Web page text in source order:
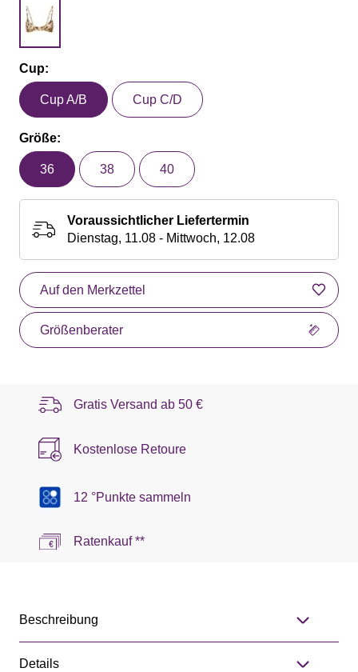
Cup:
Cup A/B Cup C/D
Größe:
36 38 40
Voraussichtlicher Liefertermin
Dienstag, 11.08 - Mittwoch, 12.08
Auf den Merkzettel
Größenberater
Gratis Versand ab 50 €
Kostenlose Retoure
12 °Punkte sammeln
Ratenkauf **
Beschreibung
Details